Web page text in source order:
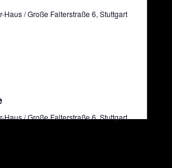
Haus / Große Falterstraße 6, Stuttgart
Haus / Große Falterstraße 6, Stuttgart